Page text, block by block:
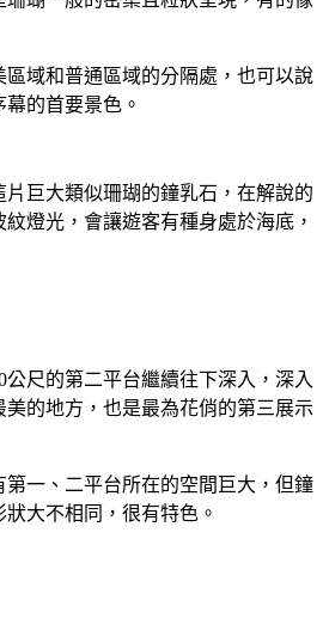
域和普通區域的分隔處，也可以說
的首要景色。
巨大類似珊瑚的鐘乳石，在解說的
燈光，會讓遊客有種身處於海底，
尺的第二平台繼續往下深入，深入
美的地方，也是最為花俏的第三展示
一、二平台所在的空間巨大，但鐘
大不相同，很有特色。